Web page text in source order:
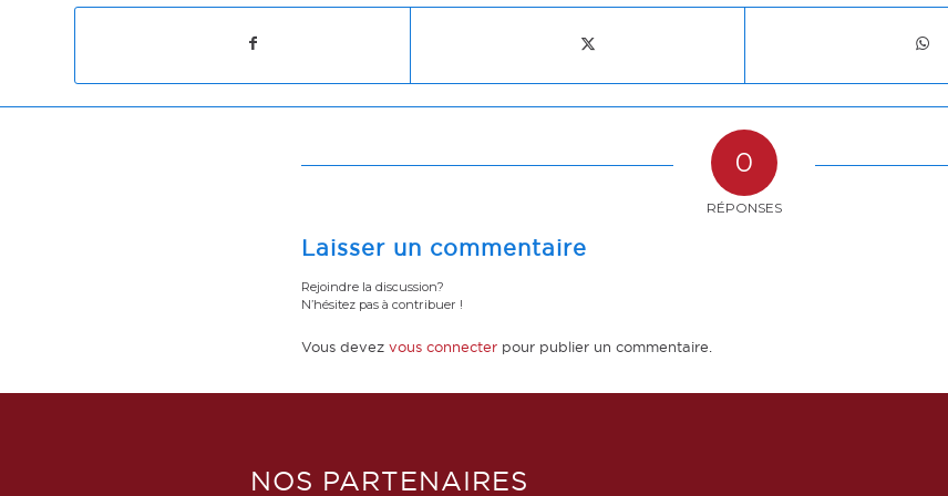
0
RÉPONSES
Laisser un commentaire
Rejoindre la discussion?
N’hésitez pas à contribuer !
Vous devez vous connecter pour publier un commentaire.
NOS PARTENAIRES